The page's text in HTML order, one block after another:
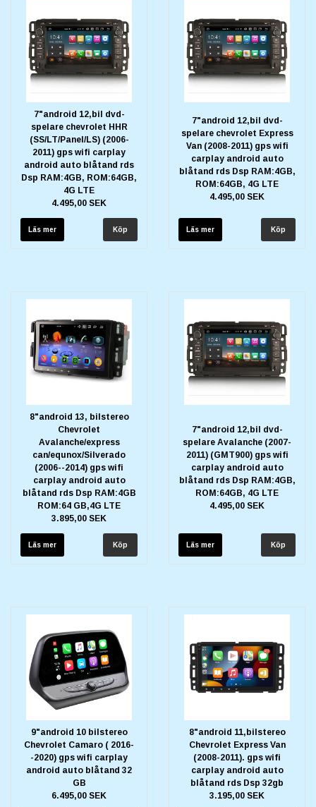
7"android 12,bil dvd-
spelare chevrolet HHR
(SS/LT/Panel/LS) (2006-
2011) gps wifi carplay
android auto blåtand rds
Dsp RAM:4GB, ROM:64GB,
4G LTE
4.495,00 SEK
Läs mer
7"android 12,bil dvd-
spelare chevrolet Express
Van (2008-2011) gps wifi
carplay android auto
blåtand rds Dsp RAM:4GB,
ROM:64GB, 4G LTE
4.495,00 SEK
Läs mer
8"android 13, bilstereo
Chevrolet
Avalanche/express
can/equnox/Silverado
(2006--2014) gps wifi
carplay android auto
blåtand rds Dsp RAM:4GB
ROM:64 GB,4G LTE
3.895,00 SEK
Läs mer
7"android 12,bil dvd-
spelare Avalanche (2007-
2011) (GMT900) gps wifi
carplay android auto
blåtand rds Dsp RAM:4GB,
ROM:64GB, 4G LTE
4.495,00 SEK
Läs mer
9"android 10 bilstereo
Chevrolet Camaro ( 2016-
-2020) gps wifi carplay
android auto blåtand 32
GB
6.495,00 SEK
8"android 11,bilstereo
Chevrolet Express Van
(2008-2011). gps wifi
carplay android auto
blåtand rds Dsp 32gb
3.195,00 SEK